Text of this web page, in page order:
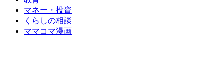
マネー・投資
くらしの相談
ママコマ漫画